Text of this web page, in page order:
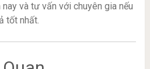
và tư vấn với chuyên gia nếu
tốt nhất.